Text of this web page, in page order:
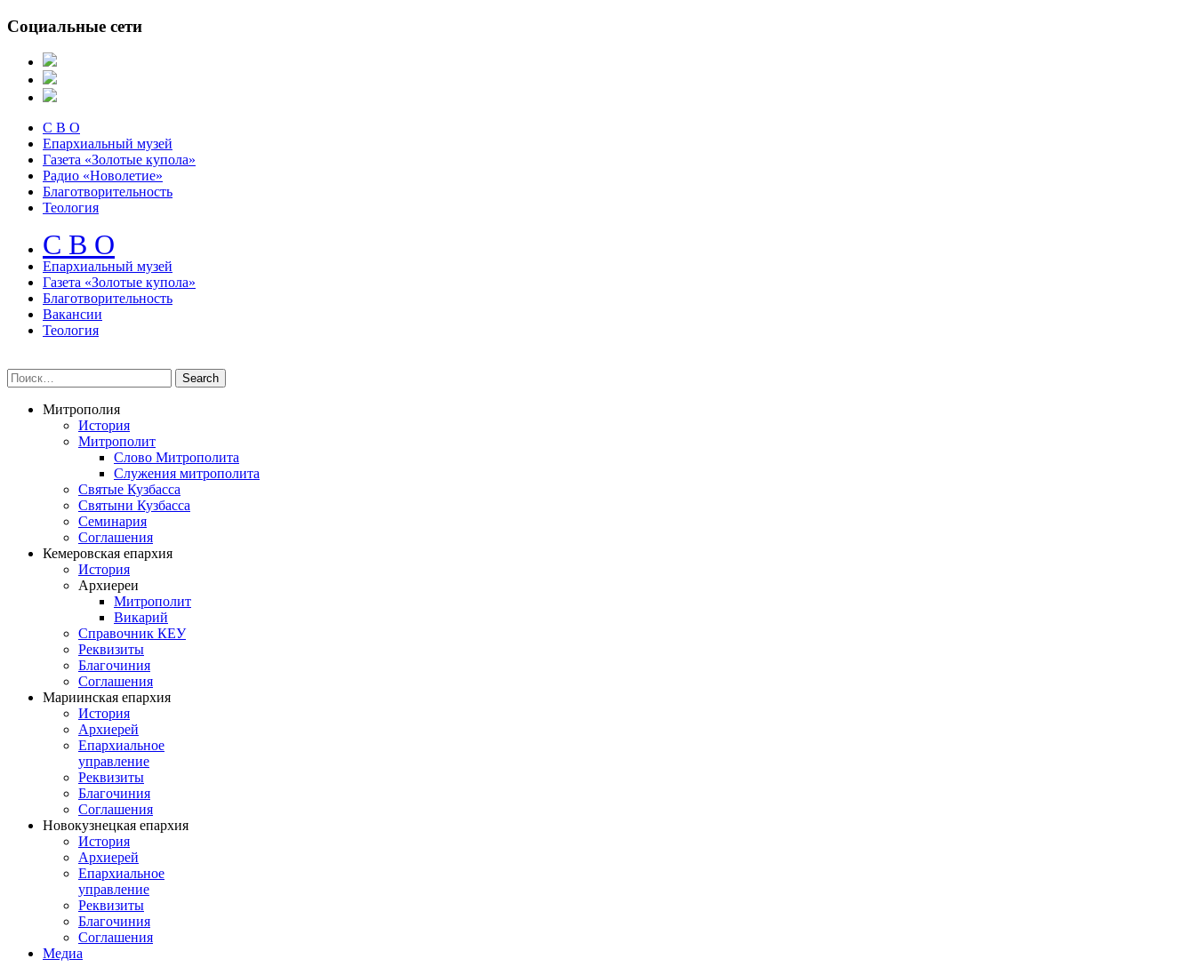
Социальные сети
С В О
Епархиальный музей
Газета «Золотые купола»
Радио «Новолетие»
Благотворительность
Теология
С В О
Епархиальный музeй
Газета «Золотые купола»
Благотворительность
Вакансии
Теология
Митрополия
История
Митрополит
Слово Митрополита
Служения митрополита
Святые Кузбасса
Святыни Кузбасса
Семинария
Соглашения
Кемеровская епархия
История
Архиереи
Митрополит
Викарий
Справочник КЕУ
Реквизиты
Благочиния
Соглашения
Мариинская епархия
История
Архиерей
Епархиальное
управление
Реквизиты
Благочиния
Соглашения
Новокузнецкая епархия
История
Архиерей
Епархиальное
управление
Реквизиты
Благочиния
Соглашения
Медиа